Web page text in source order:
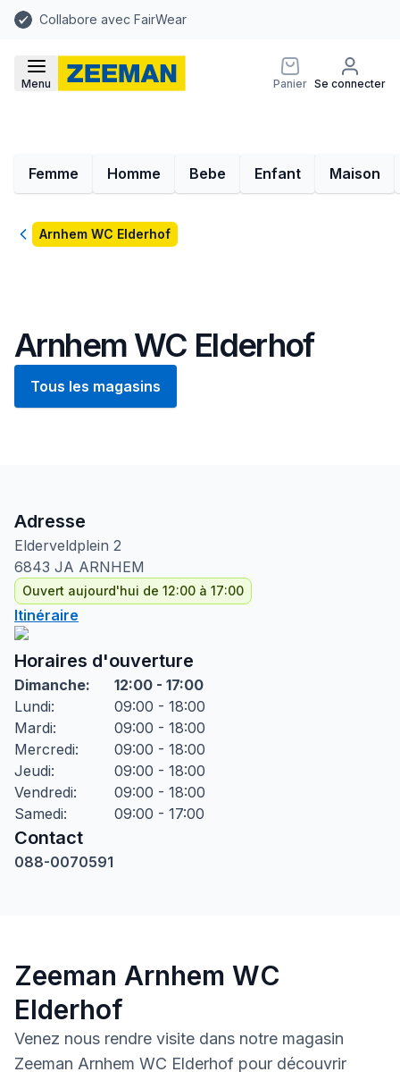
Collabore avec FairWear
Menu Panier Se connecter
Femme Homme Bebe Enfant Maison
RetourArnhem WC Elderhof
Arnhem WC Elderhof
Tous les magasins
Adresse
Elderveldplein 2
6843 JA ARNHEM
Ouvert aujourd'hui de 12:00 à 17:00
Itinéraire
Horaires d'ouverture
Dimanche:
12:00 - 17:00
Lundi:
09:00 - 18:00
Mardi:
09:00 - 18:00
Mercredi:
09:00 - 18:00
Jeudi:
09:00 - 18:00
Vendredi:
09:00 - 18:00
Samedi: 09:00 - 17:00
Contact
088-0070591
Zeeman Arnhem WC
Elderhof
Venez nous rendre visite dans notre magasin
Zeeman Arnhem WC Elderhof pour découvrir